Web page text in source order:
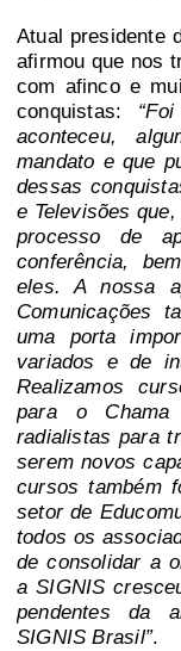
Atual presidente
afirmou que nos
com afinco e
conquistas:
aconteceu,
mandato e que
dessas
e Televisões
processo de
conferência,
eles. A nossa
Comunicações
uma porta
variados e de
Realizamos
para o Chama
radialistas para
serem novos
cursos também
setor de
todos os
de consolidar a
a SIGNIS
pendentes da
SIGNIS Brasil”.